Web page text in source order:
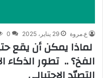
ع.مروة 29 يناير، 2025 0
لماذا يمكن أن يقع
الفخ؟ .. تطور